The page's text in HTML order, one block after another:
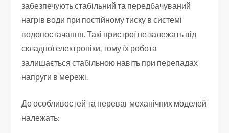
забезпечують стабільний та передбачуваний
нагрів води при постійному тиску в системі
водопостачання. Такі пристрої не залежать від
складної електроніки, тому їх робота
залишається стабільною навіть при перепадах
напруги в мережі.
До особливостей та переваг механічних моделей
належать: